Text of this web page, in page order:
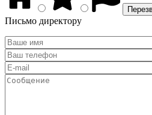
Письмо директору